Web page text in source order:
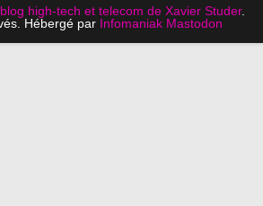
high-tech et telecom de Xavier Studer.
Hébergé par Infomaniak Mastodon